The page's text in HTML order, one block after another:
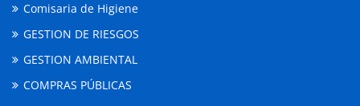
Comisaria de Higiene
GESTION DE RIESGOS
GESTION AMBIENTAL
COMPRAS PÚBLICAS